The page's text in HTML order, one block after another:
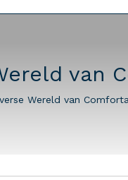
van
Wereld van